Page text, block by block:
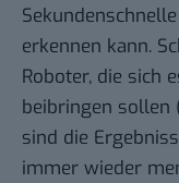
erkennen kann.
Roboter, die sich
beibringen sollen
sind die
immer wieder